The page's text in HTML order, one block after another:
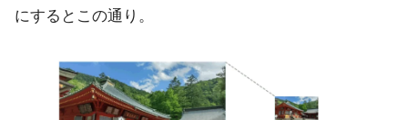
にするとこの通り。